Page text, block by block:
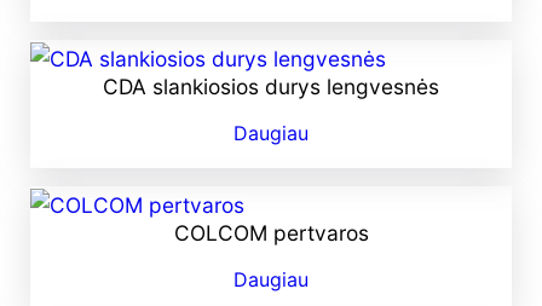
CDA slankiosios durys lengvesnės
Daugiau
COLCOM pertvaros
Daugiau